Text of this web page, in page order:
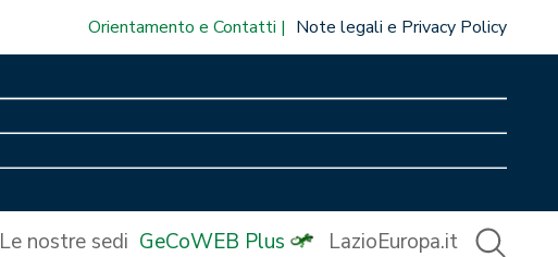
Orientamento e Contatti Note legali e Privacy Policy
Le nostre sedi GeCoWEB Plus LazioEuropa.it